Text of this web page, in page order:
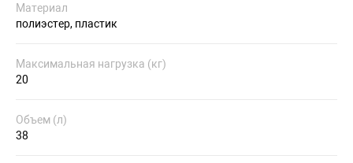
Материал
полиэстер, пластик
Максимальная нагрузка (кг)
20
Объем (л)
38